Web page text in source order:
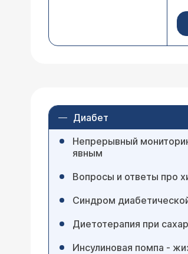
Диабет
Непрерывный
явным
Вопросы и ответы про
Синдром
Диетотерапия при
Инсулиновая помпа -